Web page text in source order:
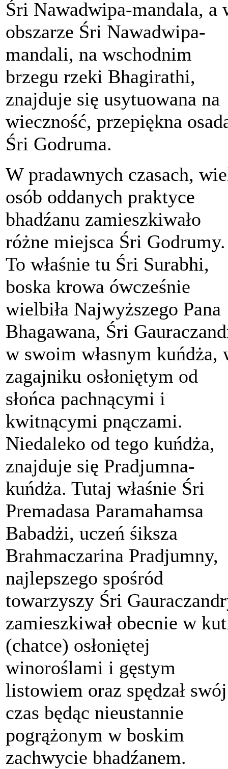
Śri Nawadwipa-mandala, a
obszarze Śri Nawadwipa-
mandali, na wschodnim
brzegu rzeki Bhagirathi,
znajduje się usytuowana na
wieczność, przepiękna
Śri Godruma.
W pradawnych czasach,
osób oddanych praktyce
bhadźanu zamieszkiwało
różne miejsca Śri Godrumy.
To właśnie tu Śri Surabhi,
boska krowa ówcześnie
wielbiła Najwyższego Pana
Bhagawana, Śri
w swoim własnym kuńdża,
zagajniku osłoniętym od
słońca pachnącymi i
kwitnącymi pnączami.
Niedaleko od tego kuńdża,
znajduje się Pradjumna-
kuńdża. Tutaj właśnie Śri
Premadasa Paramahamsa
Babadżi, uczeń śiksza
Brahmaczarina Pradjumny,
najlepszego spośród
towarzyszy Śri
zamieszkiwał obecnie w
(chatce) osłoniętej
winoroślami i gęstym
listowiem oraz spędzał swój
czas będąc nieustannie
pogrążonym w boskim
zachwycie bhadźanem.